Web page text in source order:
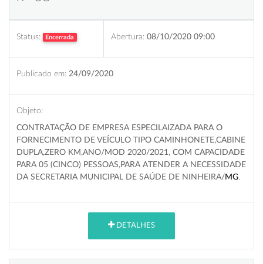
Status: Encerrada Abertura: 08/10/2020 09:00
Publicado em: 24/09/2020
Objeto:
CONTRATAÇÃO DE EMPRESA ESPECILAIZADA PARA O
FORNECIMENTO DE VEÍCULO TIPO CAMINHONETE,CABINE
DUPLA,ZERO KM,ANO/MOD 2020/2021, COM CAPACIDADE
PARA 05 (CINCO) PESSOAS,PARA ATENDER A NECESSIDADE
DA SECRETARIA MUNICIPAL DE SAÚDE DE NINHEIRA/MG
DETALHES